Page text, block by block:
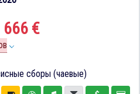
666 €
сборы (чаевые)